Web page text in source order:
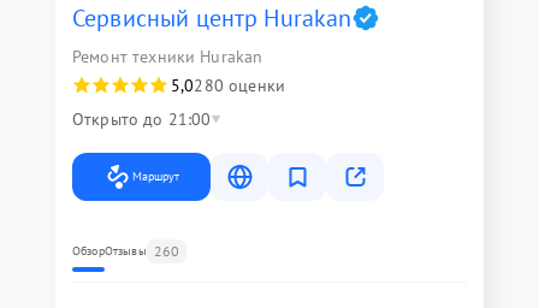
Сервисный центр Hurakan
Ремонт техники Hurakan
5,0280 оценки
Открыто до 21:00
Маршрут
ОбзорОтзывы 260